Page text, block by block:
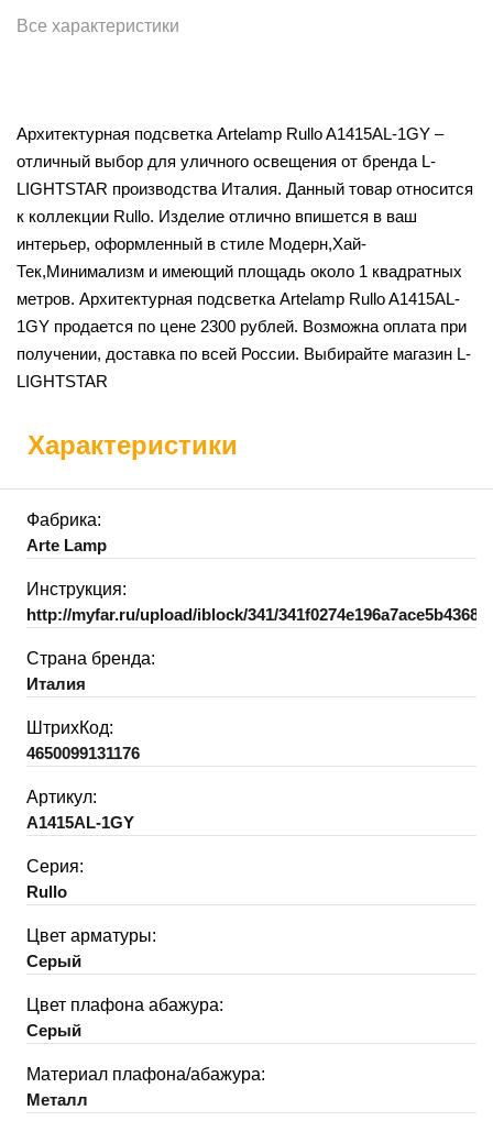
Все характеристики
Архитектурная подсветка Artelamp Rullo A1415AL-1GY –
отличный выбор для уличного освещения от бренда L-
LIGHTSTAR производства Италия. Данный товар относится
к коллекции Rullo. Изделие отлично впишется в ваш
интерьер, оформленный в стиле Модерн,Хай-
Тек,Минимализм и имеющий площадь около 1 квадратных
метров. Архитектурная подсветка Artelamp Rullo A1415AL-
1GY продается по цене 2300 рублей. Возможна оплата при
получении, доставка по всей России. Выбирайте магазин L-
LIGHTSTAR
Характеристики
Фабрика:
Arte Lamp
Инструкция:
http://myfar.ru/upload/iblock/341/
Страна бренда:
Италия
ШтрихКод:
4650099131176
Артикул:
A1415AL-1GY
Серия:
Rullo
Цвет арматуры:
Серый
Цвет плафона абажура:
Серый
Материал плафона/абажура:
Металл